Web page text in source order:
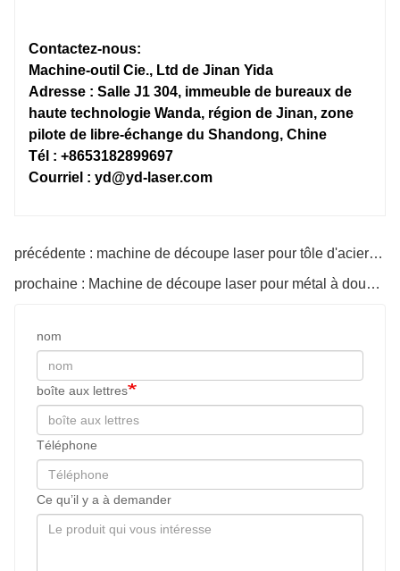
Contactez-nous:
Machine-outil Cie., Ltd de Jinan Yida
Adresse : Salle J1 304, immeuble de bureaux de
haute technologie Wanda, région de Jinan, zone
pilote de libre-échange du Shandong, Chine
Tél : +8653182899697
Courriel : yd@yd-laser.com
5300kg (≥6kw)
≈15000kg
12 KW et moins : outils BLT/Ray
MAX/IPG/Raycus/GW MAX/
Lit soudé
Portique en fonte d'aluminium
Japon Fuji/France Schneider
Fabriqué à Taïwan HiWin
précédente : machine de découpe laser pour tôle d'acier au carbone
prochaine : Machine de découpe laser pour métal à double table d'échange
nom
boîte aux lettres
Téléphone
Ce qu’il y a à demander